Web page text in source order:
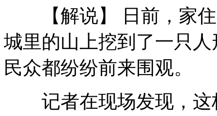
中国海军首支舰载航空兵部队组建
遭菲射击遇难船员生前照片
【解说】 日前，家住
城里的山上挖到了一只
民众都纷纷前来围观。
记者在现场发现，这